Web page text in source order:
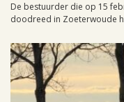
De bestuurder die op 15
doodreed in Zoeterwoude